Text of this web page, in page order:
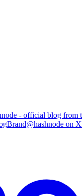
- official blog from
Brand@hashnode on X